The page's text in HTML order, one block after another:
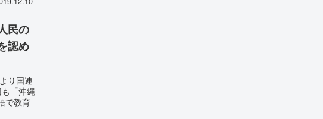
民の
認め
り国連
「沖縄
で教育